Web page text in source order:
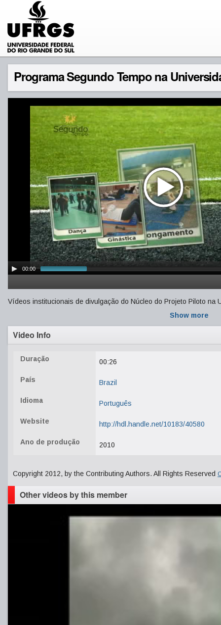
Programa Segundo Tempo na
00:00
Vídeos institucionais de divulgação do Núcleo do Projeto Piloto na
Show more
Video Info
Duração 00:26
País Brazil
Idioma Português
Website http://hdl.handle.net/10183/40580
Ano de produção 2010
Copyright 2012, by the Contributing Authors. All Rights Reserved
Other videos by this member